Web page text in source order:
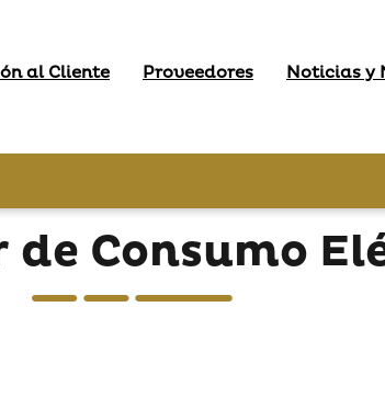
al Cliente Proveedores Noticias y
Consumo